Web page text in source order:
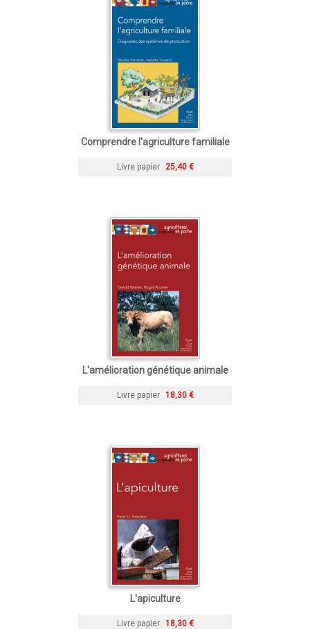
Comprendre l'agriculture familiale
Livre papier 25,40 €
L'amélioration génétique animale
Livre papier 18,30 €
L'apiculture
Livre papier 18,30 €